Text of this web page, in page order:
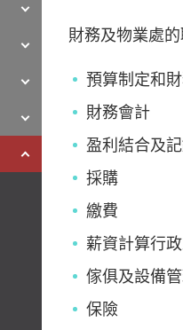
財務及物業處的
預算制定和
財務會計
盈利結合及
採購
繳費
薪資計算行
傢俱及設備
保險